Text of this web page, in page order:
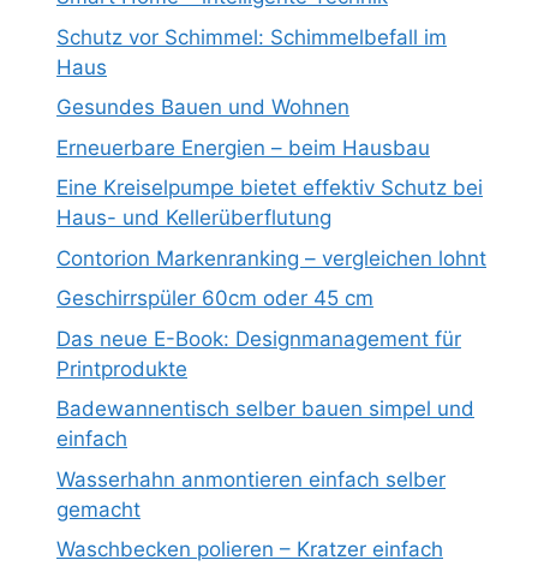
Schutz vor Schimmel: Schimmelbefall im
Haus
Gesundes Bauen und Wohnen
Erneuerbare Energien – beim Hausbau
Eine Kreiselpumpe bietet effektiv Schutz bei
Haus- und Kellerüberflutung
Contorion Markenranking – vergleichen lohnt
Geschirrspüler 60cm oder 45 cm
Das neue E-Book: Designmanagement für
Printprodukte
Badewannentisch selber bauen simpel und
einfach
Wasserhahn anmontieren einfach selber
gemacht
Waschbecken polieren – Kratzer einfach